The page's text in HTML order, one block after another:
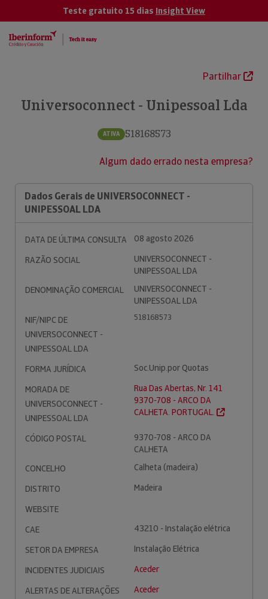
Teste gratuito 15 dias Insight View
Partilhar
Universoconnect - Unipessoal Lda
ATIVA 518168573
Algum dado errado nesta empresa?
Dados Gerais de UNIVERSOCONNECT -
UNIPESSOAL LDA
DATA DE ÚLTIMA CONSULTA
08 agosto 2026
RAZÃO SOCIAL
UNIVERSOCONNECT -
UNIPESSOAL LDA
DENOMINAÇÃO COMERCIAL
UNIVERSOCONNECT -
UNIPESSOAL LDA
NIF/NIPC DE
UNIVERSOCONNECT -
UNIPESSOAL LDA
518168573
FORMA JURÍDICA
Soc.Unip.por Quotas
MORADA DE
UNIVERSOCONNECT -
UNIPESSOAL LDA
Rua Das Abertas, Nr. 141
9370-708 - ARCO DA
CALHETA. PORTUGAL.
CÓDIGO POSTAL
9370-708 - ARCO DA
CALHETA
CONCELHO
Calheta (madeira)
DISTRITO
Madeira
WEBSITE
CAE
43210 - Instalação elétrica
SETOR DA EMPRESA
Instalação Elétrica
INCIDENTES JUDICIAIS
Aceder
ALERTAS DE ALTERAÇÕES
Aceder